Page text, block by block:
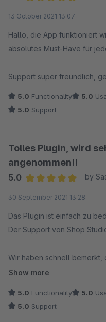
Viele Grüße
Joachim K.
13 October 2021 13:07
Hallo, die App funktioniert
absolutes Must-Have für
Support super freundlich,
5.0 Functionality 5.0
5.0 Support
Tolles Plugin, wird
angenommen!!
5.0
by
30 September 2021 13:28
Das Plugin ist einfach zu
Der Support von Shop
Wir haben schnell bemerkt,
diese Funktion gefehlt hat!
Show more
5.0 Functionality 5.0
5.0 Support